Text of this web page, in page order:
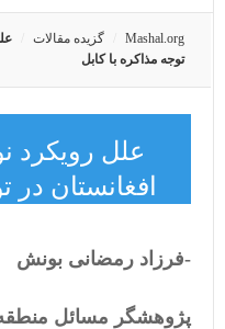
Mashal.org گزیده مقالات
توجه مذاکره با کابل
علل رویکرد
افغانستان در
-فرزاد رمضانی بونش
پژوهشگر مسائل